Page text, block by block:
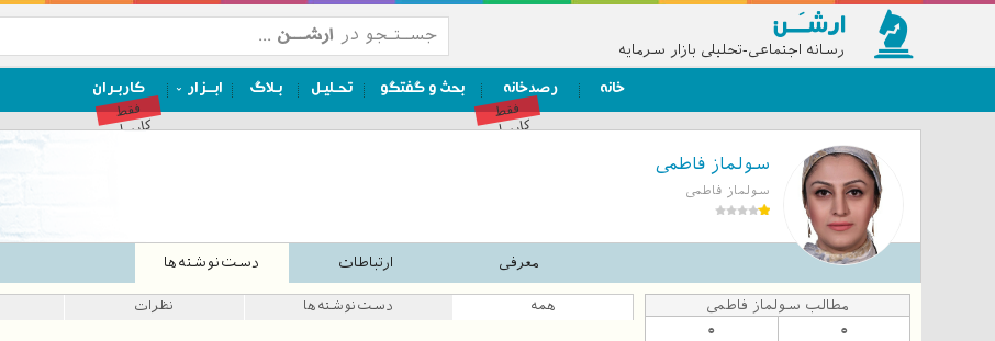
رسانه اجتماعی-تحلیلی بازار سرمایه
خانه رصدخانه
فقط
کاربران
بحث و گفتگو تحـلیـل بـلاگ ابــزار کاربـران
فقط
کاربران
سولماز فاطمی
سولماز فاطمی
معرفی ارتباطات دست‌نوشته‌ها
مطالب سولماز فاطمی
0
0
همه دست‌نوشته‌ها نظرات